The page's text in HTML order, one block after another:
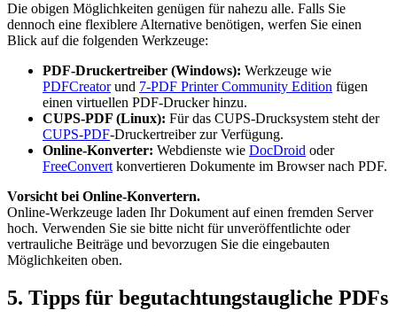
Die obigen Möglichkeiten genügen für nahezu alle. Falls Sie
dennoch eine flexiblere Alternative benötigen, werfen Sie einen
Blick auf die folgenden Werkzeuge:
PDF-Druckertreiber (Windows): Werkzeuge wie
PDFCreatorund 7-PDF Printer Community Edition fügen
einen virtuellen PDF-Drucker hinzu.
CUPS-PDF (Linux): Für das CUPS-Drucksystem steht der
CUPS-PDF-Druckertreiber zur Verfügung.
Online-Konverter: Webdienste wie DocDroid oder
FreeConvert konvertieren Dokumente im Browser nach PDF.
Vorsicht bei Online-Konvertern.
Online-Werkzeuge laden Ihr Dokument auf einen fremden Server
hoch. Verwenden Sie sie bitte nicht für unveröffentlichte oder
vertrauliche Beiträge und bevorzugen Sie die eingebauten
Möglichkeiten oben.
5. Tipps für begutachtungstaugliche PDFs